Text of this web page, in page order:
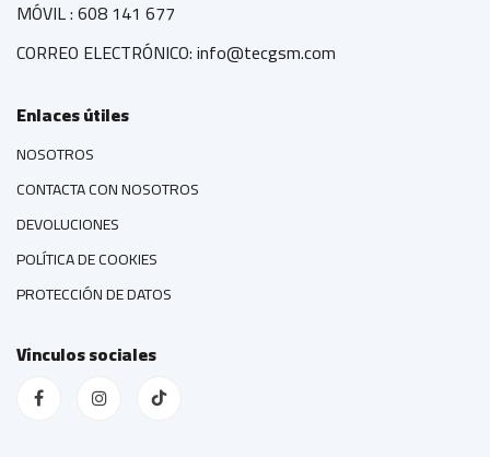
MÓVIL : 608 141 677
CORREO ELECTRÓNICO: info@tecgsm.com
Enlaces útiles
NOSOTROS
CONTACTA CON NOSOTROS
DEVOLUCIONES
POLÍTICA DE COOKIES
PROTECCIÓN DE DATOS
Vínculos sociales